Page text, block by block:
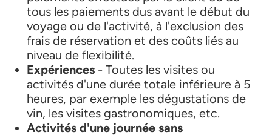
tous les paiements dus avant le début du
voyage ou de l'activité, à l'exclusion des
frais de réservation et des coûts liés au
niveau de flexibilité.
Expériences - Toutes les visites ou
activités d'une durée totale inférieure à 5
heures, par exemple les dégustations de
vin, les visites gastronomiques, etc.
Activités d'une journée sans